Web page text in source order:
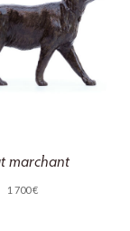
marchant
1 700€